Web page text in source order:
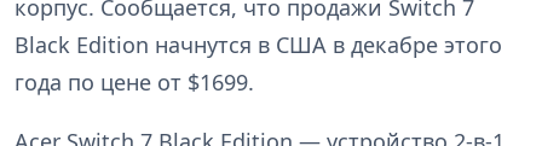
корпус. Сообщается, что продажи Switch 7
Black Edition начнутся в США в декабре этого
года по цене от $1699.